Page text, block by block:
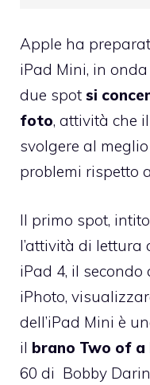
Apple ha
iPad Mini, in
due spot si
foto, attività che
svolgere al
problemi rispetto
Il primo spot,
l’attività di lettura
iPad 4, il
iPhoto,
dell’iPad Mini è
il brano Two of a
60 di Bobby